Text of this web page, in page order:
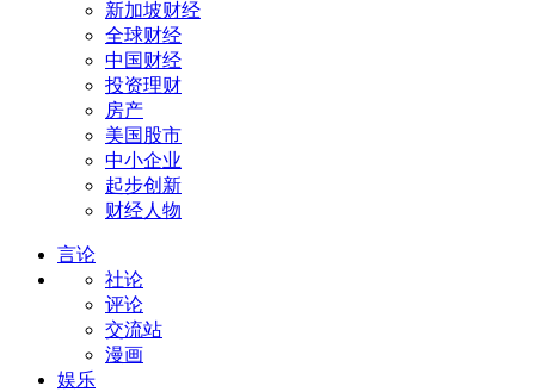
新加坡财经
全球财经
中国财经
投资理财
房产
美国股市
中小企业
起步创新
财经人物
言论
社论
评论
交流站
漫画
娱乐